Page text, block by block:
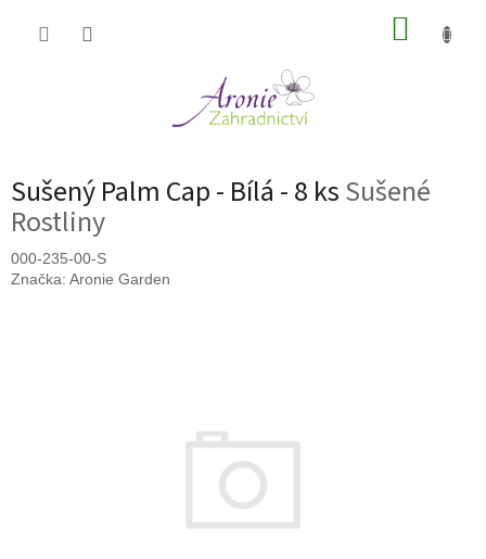
Sušený Palm Cap - Bílá - 8 ksSušené
Rostliny
000-235-00-S
Značka: Aronie Garden